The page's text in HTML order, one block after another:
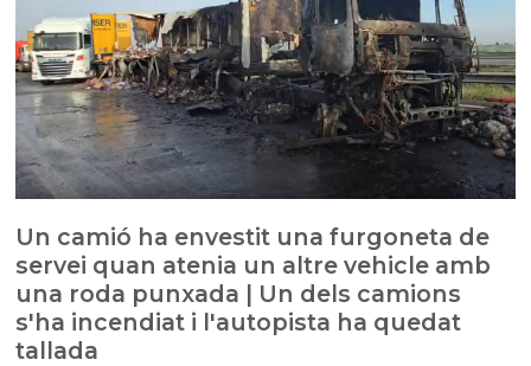
Un camió ha envestit una furgoneta de
servei quan atenia un altre vehicle amb
una roda punxada | Un dels camions
s'ha incendiat i l'autopista ha quedat
tallada